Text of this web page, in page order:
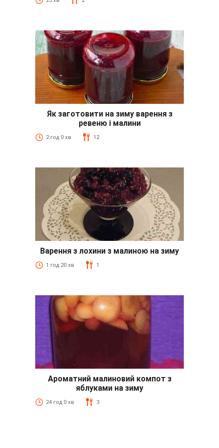
Як заготовити на зиму варення з
ревеню і малини
2 год 0 хв 12
Варення з лохини з малиною на зиму
1 год 20 хв 1
Ароматний малиновий компот з
яблуками на зиму
24 год 0 хв 3